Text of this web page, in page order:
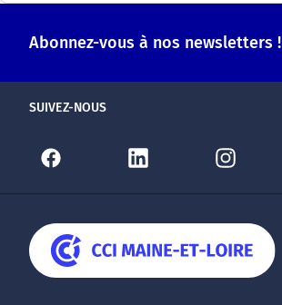
Abonnez-vous à nos newsletters !
SUIVEZ-NOUS